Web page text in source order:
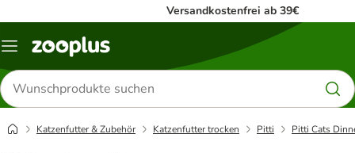
Versandkostenfrei ab 39€
Menü
Produkte
suchen
Katzenfutter & Zubehör Katzenfutter trocken Pitti Pitti Cats